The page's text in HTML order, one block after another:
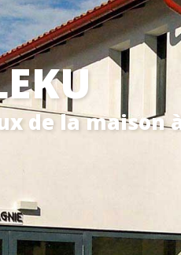
de la maison